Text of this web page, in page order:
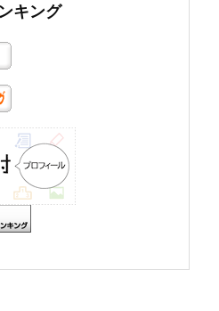
キング